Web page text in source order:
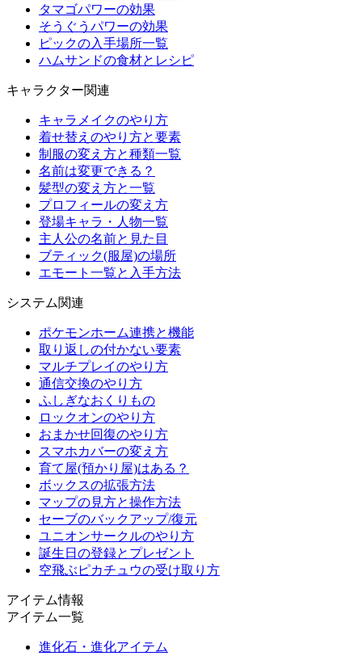
タマゴパワーの効果
そうぐうパワーの効果
ピックの入手場所一覧
ハムサンドの食材とレシピ
キャラクター関連
キャラメイクのやり方
着せ替えのやり方と要素
制服の変え方と種類一覧
名前は変更できる？
髪型の変え方と一覧
プロフィールの変え方
登場キャラ・人物一覧
主人公の名前と見た目
ブティック(服屋)の場所
エモート一覧と入手方法
システム関連
ポケモンホーム連携と機能
取り返しの付かない要素
マルチプレイのやり方
通信交換のやり方
ふしぎなおくりもの
ロックオンのやり方
おまかせ回復のやり方
スマホカバーの変え方
育て屋(預かり屋)はある？
ボックスの拡張方法
マップの見方と操作方法
セーブのバックアップ/復元
ユニオンサークルのやり方
誕生日の登録とプレゼント
空飛ぶピカチュウの受け取り方
アイテム情報
アイテム一覧
進化石・進化アイテム